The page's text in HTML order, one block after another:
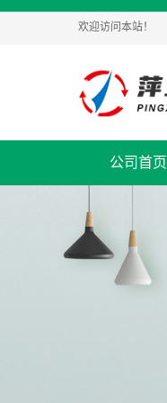
欢迎访问本站！
公司首页